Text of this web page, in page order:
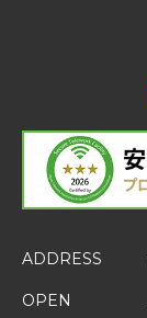
ADDRESS
OPEN